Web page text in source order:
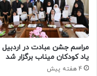
مراسم جشن عبادت در اردبیل
یاد کودکان میناب برگزار شد
4 هفته پیش